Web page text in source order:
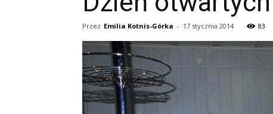
Przez Emilia Kotnis-Górka - 17 stycznia 2014 83